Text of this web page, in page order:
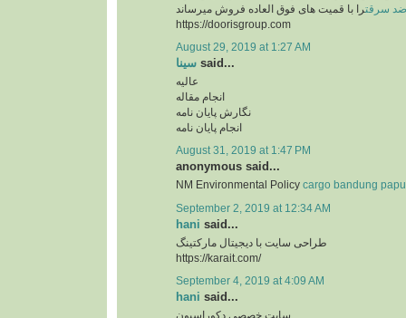
سرقترا با قمیت های فوق العاده فروش میرساند
https://doorisgroup.com
August 29, 2019 at 1:27 AM
سینا said...
عالیه
انجام مقاله
نگارش پایان نامه
انجام پایان نامه
August 31, 2019 at 1:47 PM
anonymous said...
NM Environmental Policy cargo bandung
September 2, 2019 at 12:34 AM
hani said...
طراحی سایت با دیجیتال مارکتینگ
https://karait.com/
September 4, 2019 at 4:09 AM
hani said...
سایت خصصی دکوراسیون